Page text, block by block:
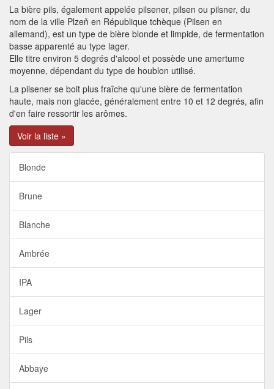
La bière pils, également appelée pilsener, pilsen ou pilsner, du
nom de la ville Plzeň en République tchèque (Pilsen en
allemand), est un type de bière blonde et limpide, de fermentation
basse apparenté au type lager.
Elle titre environ 5 degrés d'alcool et possède une amertume
moyenne, dépendant du type de houblon utilisé.
La pilsener se boit plus fraîche qu'une bière de fermentation
haute, mais non glacée, généralement entre 10 et 12 degrés, afin
d'en faire ressortir les arômes.
Voir la liste »
Blonde
Brune
Blanche
Ambrée
IPA
Lager
Pils
Abbaye